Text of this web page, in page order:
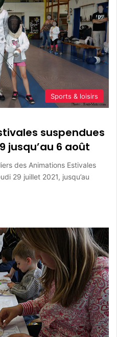
Sports & loisirs
suspendues
jusqu’au 6 août
des Animations Estivales
29 juillet 2021, jusqu’au